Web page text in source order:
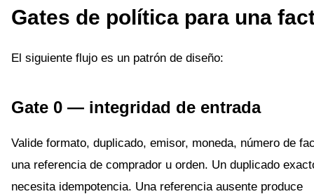
Gates de política para una
El siguiente flujo es un patrón de diseño:
Gate 0 — integridad de entrada
Valide formato, duplicado, emisor, moneda, número de
una referencia de comprador u orden. Un duplicado
necesita idempotencia. Una referencia ausente produce